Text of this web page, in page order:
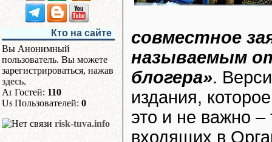
Кто на сайте
Вы Анонимный
пользователь. Вы можете
зарегистрироваться, нажав
здесь.
Гостей: 110
Пользователей: 0
risk-tuva.info
совместное
называемым
блогера».
издания,
это и не важно –
входящих в